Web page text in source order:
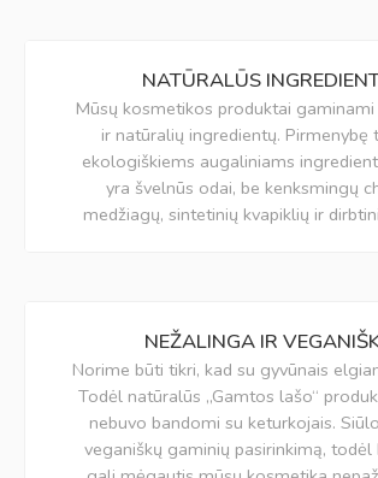
NATŪRALŪS
Mūsų kosmetikos produktai gaminami
ir natūralių ingredientų. Pirmenybę
ekologiškiems augaliniams
yra švelnūs odai, be kenksmingų
medžiagų, sintetinių kvapiklių ir
NEŽALINGA IR
Norime būti tikri, kad su gyvūnais
Todėl natūralūs „Gamtos lašo“
nebuvo bandomi su keturkojais.
veganiškų gaminių pasirinkimą, todėl